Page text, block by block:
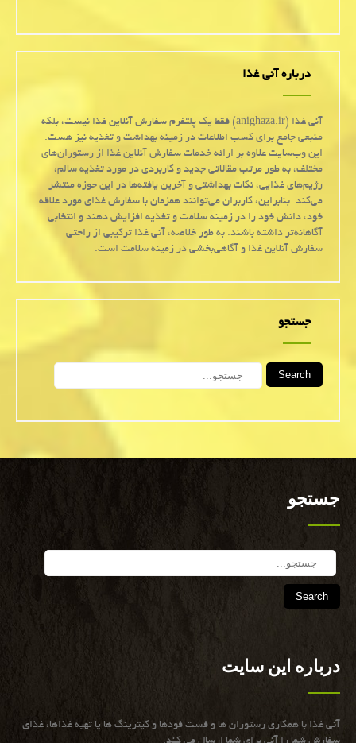
درباره آنی غذا
آنی غذا (anighaza.ir) فقط یک پلتفرم سفارش آنلاین غذا نیست، بلکه
منبعی جامع برای کسب اطلاعات در زمینه بهداشت و تغذیه نیز هست.
این وب‌سایت علاوه بر ارائه خدمات سفارش آنلاین غذا از رستوران‌های
مختلف، به طور مرتب مقالاتی جدید و کاربردی در مورد تغذیه سالم،
رژیم‌های غذایی، نکات بهداشتی و آخرین یافته‌ها در این حوزه منتشر
می‌کند. بنابراین، کاربران می‌توانند همزمان با سفارش غذای مورد علاقه
خود، دانش خود را در زمینه سلامت و تغذیه افزایش دهند و انتخابی
آگاهانه‌تر داشته باشند. به طور خلاصه، آنی غذا ترکیبی از راحتی
سفارش آنلاین غذا و آگاهی‌بخشی در زمینه سلامت است.
جستجو
Search
جستجو
درباره این سایت
آنی غذا با همكاری رستوران ها و فست فودها و كیترینگ ها یا تهیه غذاها، غذای